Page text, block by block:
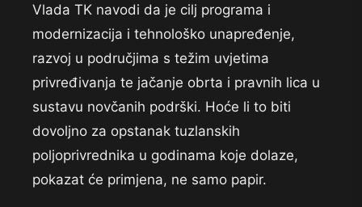
Vlada TK navodi da je cilj programa i
modernizacija i tehnološko unapređenje,
razvoj u područjima s težim uvjetima
privređivanja te jačanje obrta i pravnih lica u
sustavu novčanih podrški. Hoće li to biti
dovoljno za opstanak tuzlanskih
poljoprivrednika u godinama koje dolaze,
pokazat će primjena, ne samo papir.